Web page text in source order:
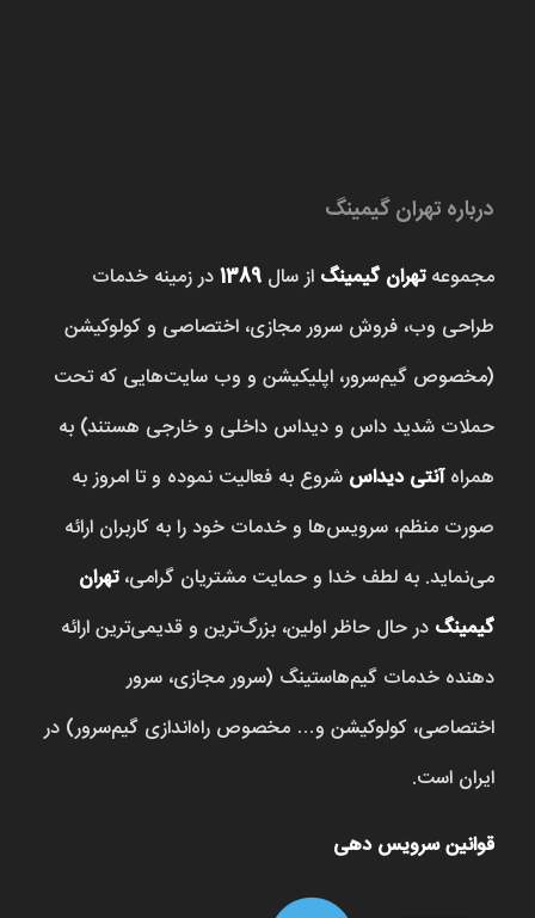
درباره تهران گیمینگ
مجموعهتهران گیمینگ از سال 1389در زمینه خدمات
طراحی وب، فروش‌ سرور مجازی، اختصاصی و کولوکیشن
(مخصوص گیم‌سرور، اپلیکیشن و وب سایت‌هایی که تحت
حملات شدید داس و دیداس داخلی و خارجی هستند) به
همراهآنتی دیداس شروع به فعالیت نموده و تا امروز به
صورت منظم، سرویس‌ها و خدمات خود را به کاربران ارائه
می‌نماید. به لطف خدا و حمایت مشتریان گرامی،تهران
گیمینگ در حال حاظر اولین، بزرگ‌ترین و قدیمی‌ترین ارائه
دهنده خدمات گیم‌هاستینگ (سرور مجازی، سرور
اختصاصی، کولوکیشن و… مخصوص راه‌اندازی گیم‌سرور) در
ایران است.
قوانین سرویس دهی